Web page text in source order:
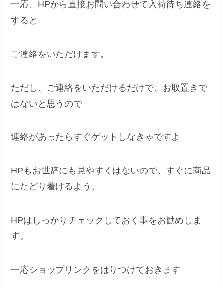
一応、HPから直接お問い合わせて入荷待ち連絡を
すると
ご連絡をいただけます。
ただし、ご連絡をいただけるだけで、お取置きで
はないと思うので
連絡があったらすぐゲットしなきゃですよ
HPもお世辞にも見やすくはないので、すぐに商品
にたどり着けるよう、
HPはしっかりチェックしておく事をお勧めしま
す。
一応ショップリンクをはりつけておきます